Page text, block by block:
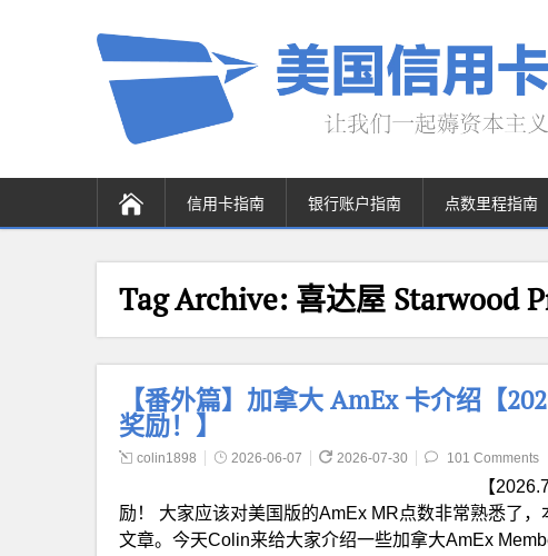
信用卡指南 银行账户指南 点数里程指南
Tag Archive: 喜达屋 Starwood
【番外篇】加拿大 AmEx 卡介绍【
奖励！】
colin1898 2026-06-07 2026-07-30 101 Comments
【
励！ 大家应该对美国版的AmEx MR点数非常熟悉了
文章。今天Colin来给大家介绍一些加拿大AmEx